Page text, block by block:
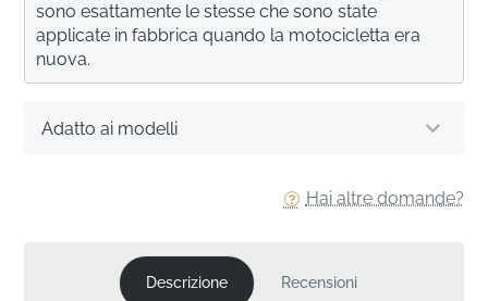
Hai altre domande?
Adatto ai modelli
sono esattamente le stesse che sono state
applicate in fabbrica quando la motocicletta era
nuova.
Descrizione Recensioni